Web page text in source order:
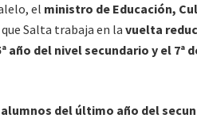
el ministro de Educación,
Salta trabaja en la vuelta
año del nivel secundario y el 7ª
alumnos del último año del